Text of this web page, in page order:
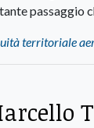
passaggio
territoriale